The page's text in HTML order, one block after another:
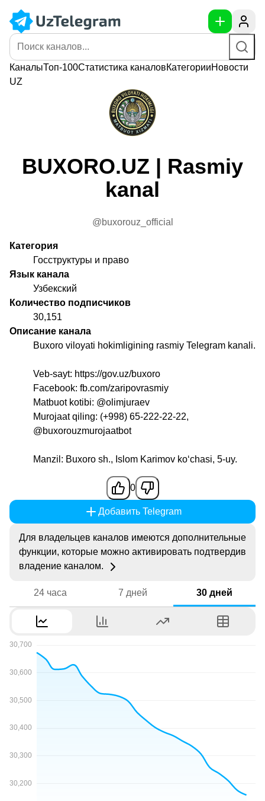
КаналыТоп-100Статистика каналовКатегорииНовости
UZ
BUXORO.UZ | Rasmiy
kanal
@buxorouz_official
Категория
Госструктуры и право
Язык канала
Узбекский
Количество подписчиков
30,151
Описание канала
Buxoro viloyati hokimligining rasmiy Telegram kanali.
Veb-sayt: https://gov.uz/buxoro
Facebook: fb.com/zaripovrasmiy
Matbuot kotibi: @olimjuraev
Murojaat qiling: (+998) 65-222-22-22,
@buxorouzmurojaatbot
Manzil: Buxoro sh., Islom Karimov koʻchasi, 5-uy.
0
Добавить Telegram
Для владельцев каналов имеются дополнительные
функции, которые можно активировать подтвердив
владение каналом.
24 часа 7 дней 30 дней